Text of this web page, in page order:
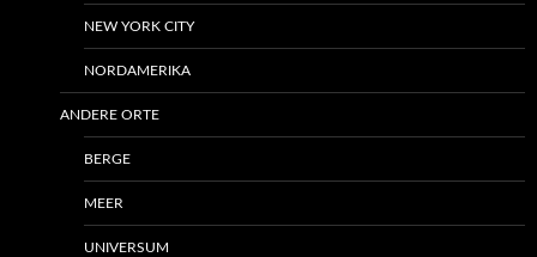
NEW YORK CITY
NORDAMERIKA
ANDERE ORTE
BERGE
MEER
UNIVERSUM